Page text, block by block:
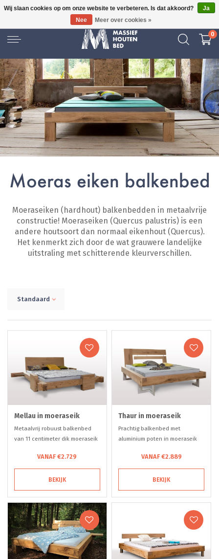
16 JAAR ERVARING
0
Moeras eiken balkenbed
Moeraseiken (hardhout) balkenbedden in metaalvrije
constructie! Moeraseiken (Quercus palustris) is een
andere houtsoort dan normaal eikenhout (Quercus).
Het kenmerkt zich door de wat grauwere landelijke
uitstraling met schitterende kleurverschillen.
Standaard
Mellau in moeraseik
Metaalvrij robuust balkenbed
van 11 centimeter dik moeraseik
VANAF €2.729
BEKIJK
Thaur in moeraseik
Prachtig balkenbed met
aluminium poten in moeraseik
VANAF €2.889
BEKIJK
Wij slaan cookies op om onze website te verbeteren. Is dat akkoord?
Ja
Nee
Meer over cookies »